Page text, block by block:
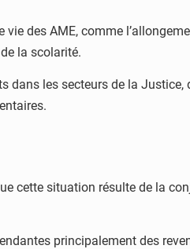
des AME, comme
la scolarité.
les secteurs de la
cette situation résulte de la
principalement des